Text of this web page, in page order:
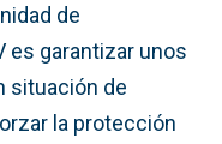
de
es garantizar unos
situación de
la protección